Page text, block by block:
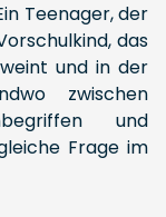
Teenager, der
das
und in der
zwischen
und
Frage im